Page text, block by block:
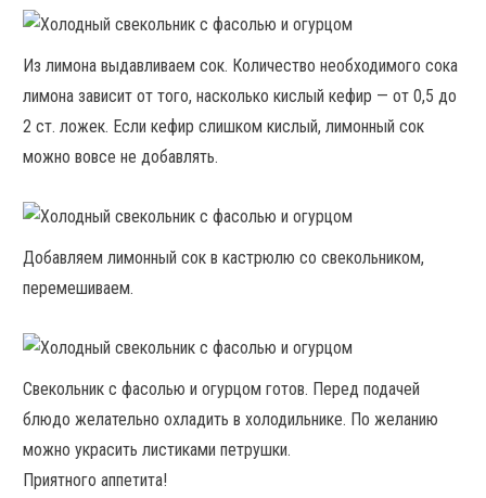
Из лимона выдавливаем сок. Количество необходимого сока
лимона зависит от того, насколько кислый кефир — от 0,5 до
2 ст. ложек. Если кефир слишком кислый, лимонный сок
можно вовсе не добавлять.
Добавляем лимонный сок в кастрюлю со свекольником,
перемешиваем.
Свекольник с фасолью и огурцом готов. Перед подачей
блюдо желательно охладить в холодильнике. По желанию
можно украсить листиками петрушки.
Приятного аппетита!